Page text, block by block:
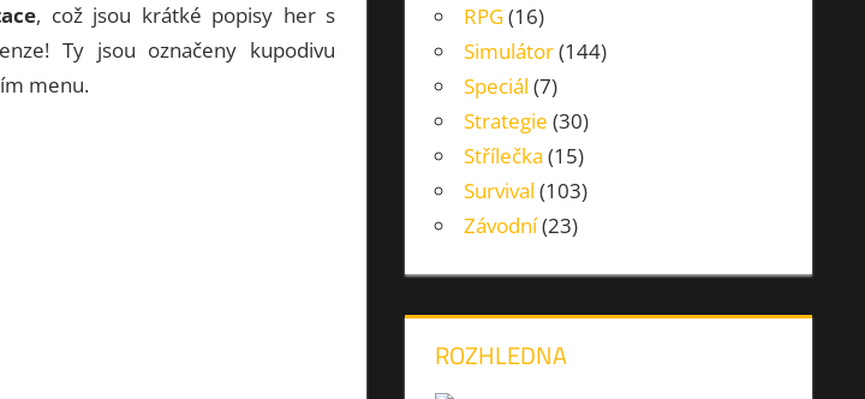
, což jsou krátké popisy her s
Ty jsou označeny kupodivu
menu.
RPG(16)
Simulátor(144)
Speciál (7)
Strategie (30)
Střílečka (15)
Survival (103)
Závodní(23)
ROZHLEDNA